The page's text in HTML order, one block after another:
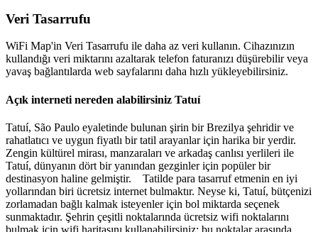
Veri Tasarrufu
WiFi Map'in Veri Tasarrufu ile daha az veri kullanın. Cihazınızın
kullandığı veri miktarını azaltarak telefon faturanızı düşürebilir veya
yavaş bağlantılarda web sayfalarını daha hızlı yükleyebilirsiniz.
Açık interneti nereden alabilirsiniz Tatuí
Tatuí, São Paulo eyaletinde bulunan şirin bir Brezilya şehridir ve
rahatlatıcı ve uygun fiyatlı bir tatil arayanlar için harika bir yerdir.
Zengin kültürel mirası, manzaraları ve arkadaş canlısı yerlileri ile
Tatuí, dünyanın dört bir yanından gezginler için popüler bir
destinasyon haline gelmiştir. Tatilde para tasarruf etmenin en iyi
yollarından biri ücretsiz internet bulmaktır. Neyse ki, Tatuí, bütçenizi
zorlamadan bağlı kalmak isteyenler için bol miktarda seçenek
sunmaktadır. Şehrin çeşitli noktalarında ücretsiz wifi noktalarını
bulmak için wifi haritasını kullanabilirsiniz; bu noktalar arasında